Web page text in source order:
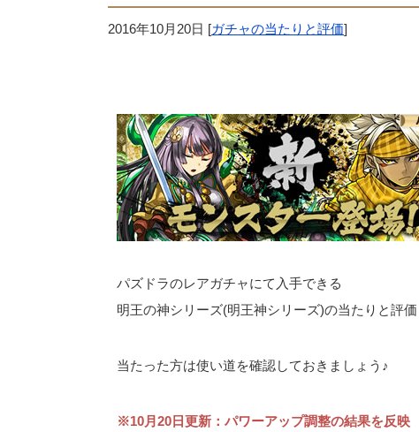
2016年10月20日 [ガチャの当たりと評価]
パズドラのレアガチャにて入手できる
明王の神シリーズ(明王神シリーズ)の当たりと評価
当たった方は使い道を確認しておきましょう♪
※10月20日更新：パワーアップ調整の結果を反映